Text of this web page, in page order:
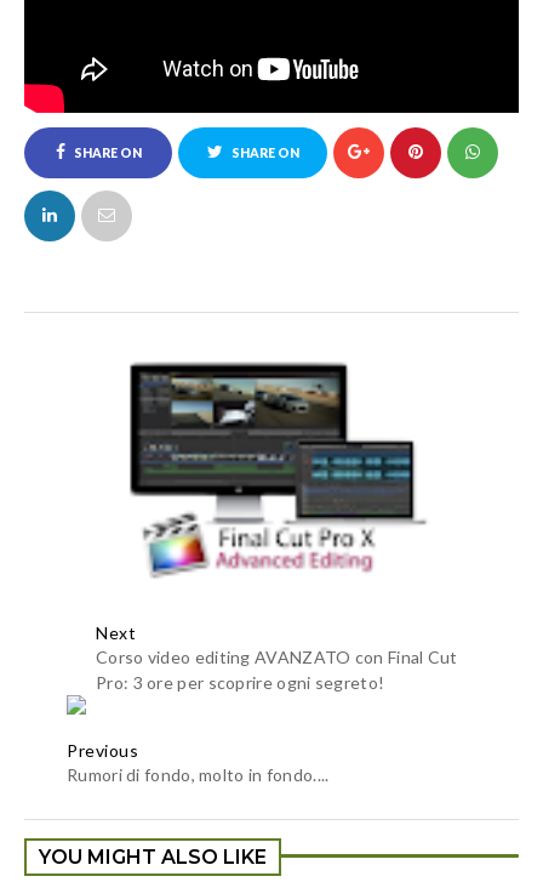
SHARE ON
FACEBOOK
SHARE ON
Next
Corso video editing AVANZATO con Final Cut
Pro: 3 ore per scoprire ogni segreto!
Previous
Rumori di fondo, molto in fondo....
YOU MIGHT ALSO LIKE